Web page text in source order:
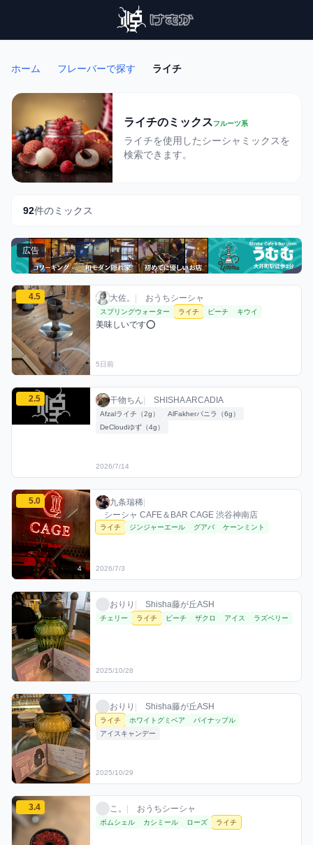
ホーム フレーバーで探す ライチ
ライチのミックスフルーツ系
ライチを使用したシーシャミックスを
検索できます。
92件のミックス
広告
大佐。のライチミックスを見る
4.5 大佐。 / おうちシーシャ / 2026年8月3日
大佐。 おうちシーシャ
利用フレーバー
スプリングウォーター ライチ ピーチ キウイ
コメント
美味しいです️⭕️
評価
5日前
干物ちんのライチミックスを見る
2.5 干物ちん / お店シーシャ / 2026年7月14日
干物ちん SHISHA ARCADIA
利用フレーバー
Afzalライチ（2g）
AlFakherバニラ（6g）
DeCloudゆず（4g）
評価
2026/7/14
九条瑞稀のライチミックスを見る
5.0
4
九条瑞稀 / お店シーシャ / 2026年7月3日
九条瑞稀
シーシャ CAFE＆BAR CAGE 渋谷神南店
利用フレーバー
ライチ ジンジャーエール グアバ ケーンミント
評価
2026/7/3
おりりのライチミックスを見るおりり / お店シーシャ / 2025年10月28日
おりり Shisha藤が丘ASH
利用フレーバー
チェリー ライチ ピーチ ザクロ アイス ラズベリー
2025/10/28
おりりのライチミックスを見るおりり / お店シーシャ / 2025年10月29日
おりり Shisha藤が丘ASH
利用フレーバー
ライチ ホワイトグミベア
パイナップル
アイスキャンデー
2025/10/29
こ。のライチミックスを見る
3.4 こ。 / おうちシーシャ / 2025年10月10日
こ。 おうちシーシャ
利用フレーバー
ボムシェル カシミール ローズ ライチ
評価